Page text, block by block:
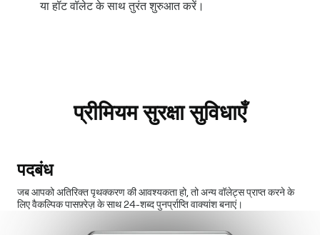
या हॉट वॉलेट के साथ तुरंत शुरुआत करें।
प्रीमियम सुरक्षा सुविधाएँ
पदबंध
जब आपको अतिरिक्त पृथक्करण की आवश्यकता हो, तो अन्य वॉलेट्स प्राप्त करने के
लिए वैकल्पिक पासफ़्रेज़ के साथ 24-शब्द पुनर्प्राप्ति वाक्यांश बनाएं।